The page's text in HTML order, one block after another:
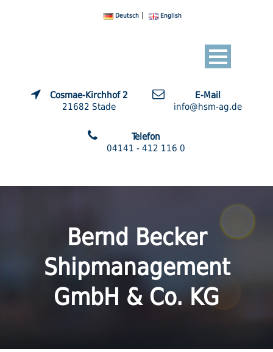
Deutsch English
Cosmae-Kirchhof 2
21682 Stade
E-Mail
info@hsm-ag.de
Telefon
04141 - 412 116 0
Bernd Becker
Shipmanagement
GmbH & Co. KG